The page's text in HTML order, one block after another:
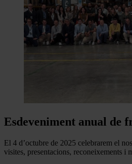
Esdeveniment anual de
El 4 d’octubre de 2025 celebrarem el
visites, presentacions, reconeixements